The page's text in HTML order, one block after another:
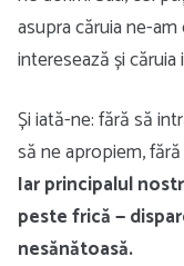
asupra căruia ne-
interesează și
Și iată-ne: fără să
să ne apropiem,
Iar principalul
peste frică —
nesănătoasă.